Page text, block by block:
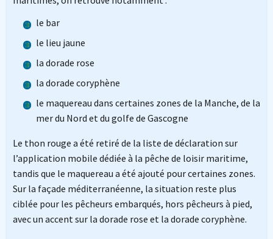
le bar
le lieu jaune
la dorade rose
la dorade coryphène
le maquereau dans certaines zones de la Manche, de la
mer du Nord et du golfe de Gascogne
Le thon rouge a été retiré de la liste de déclaration sur
l’application mobile dédiée à la pêche de loisir maritime,
tandis que le maquereau a été ajouté pour certaines zones.
Sur la façade méditerranéenne, la situation reste plus
ciblée pour les pêcheurs embarqués, hors pêcheurs à pied,
avec un accent sur la dorade rose et la dorade coryphène.